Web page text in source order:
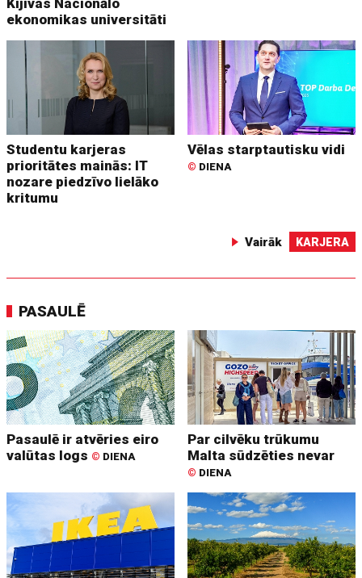
Kijivas Nacionālo
ekonomikas universitāti
Studentu karjeras
prioritātes mainās: IT
nozare piedzīvo lielāko
kritumu
Vēlas starptautisku vidi
© DIENA
Vairāk KARJERA
PASAULĒ
Pasaulē ir atvēries eiro
valūtas logs © DIENA
Par cilvēku trūkumu
Malta sūdzēties nevar
© DIENA